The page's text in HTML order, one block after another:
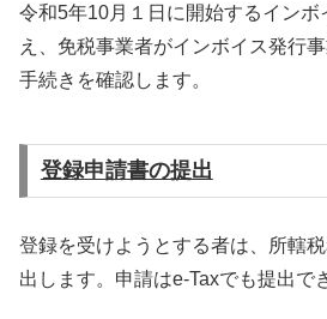
令和5年10月１日に開始するインボ
え、免税事業者がインボイス発行
手続きを確認します。
登録申請書の提出
登録を受けようとする者は、所轄
出します。申請はe-Taxでも提出で